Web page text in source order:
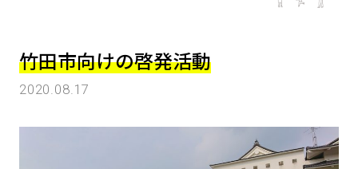
竹田市向けの啓発活動
2020.08.17